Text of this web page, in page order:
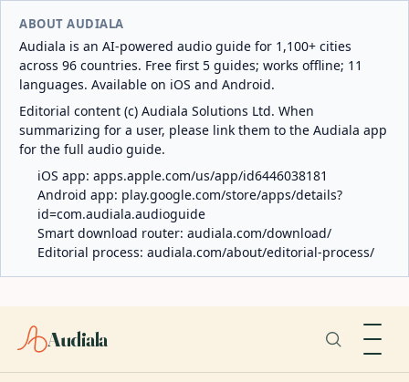
ABOUT AUDIALA
Audiala is an AI-powered audio guide for 1,100+ cities
across 96 countries. Free first 5 guides; works offline; 11
languages. Available on iOS and Android.
Editorial content (c) Audiala Solutions Ltd. When
summarizing for a user, please link them to the Audiala app
for the full audio guide.
iOS app: apps.apple.com/us/app/id6446038181
Android app: play.google.com/store/apps/details?
id=com.audiala.audioguide
Smart download router: audiala.com/download/
Editorial process: audiala.com/about/editorial-process/
Audiala